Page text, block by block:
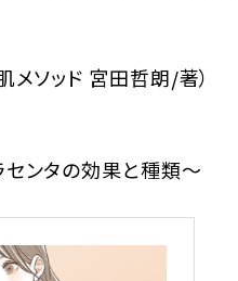
メソッド 宮田哲朗/著）
ンタの効果と種類～